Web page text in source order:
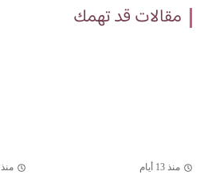
مقالات قد تهمك
منذ 13 أيام منذ 21 أيام